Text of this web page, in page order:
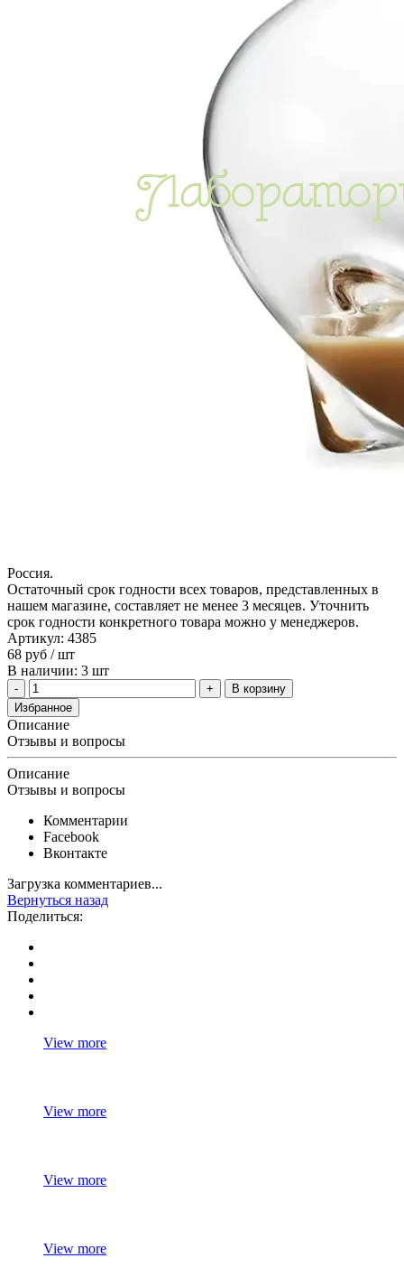
Россия.
Остаточный срок годности всех товаров, представленных в
нашем магазине, составляет не менее 3 месяцев. Уточнить
срок годности конкретного товара можно у менеджеров.
Артикул: 4385
68 руб / шт
В наличии: 3 шт
В корзину
Избранное
Описание
Отзывы и вопросы
Описание
Отзывы и вопросы
Комментарии
Facebook
Вконтакте
Загрузка комментариев...
Вернуться назад
Поделиться:
View more
View more
View more
View more